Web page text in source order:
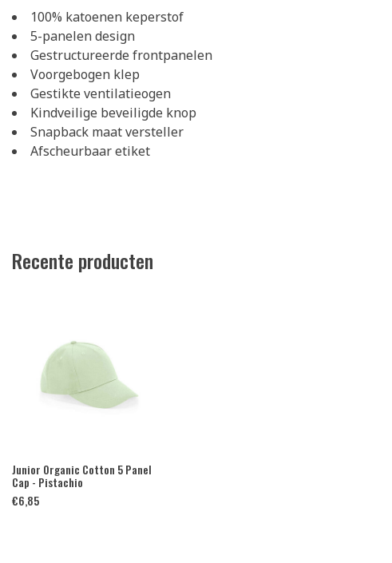
100% katoenen keperstof
5-panelen design
Gestructureerde frontpanelen
Voorgebogen klep
Gestikte ventilatieogen
Kindveilige beveiligde knop
Snapback maat versteller
Afscheurbaar etiket
Recente producten
Junior Organic Cotton 5 Panel
Cap - Pistachio
€6,85